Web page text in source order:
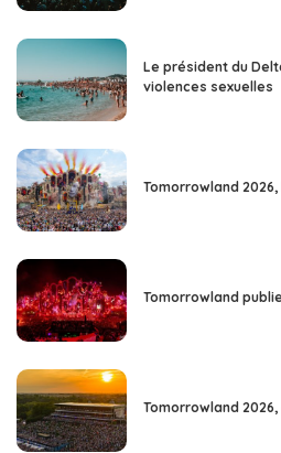
Le président du
violences sexuelles
Tomorrowland
Tomorrowland
Tomorrowland